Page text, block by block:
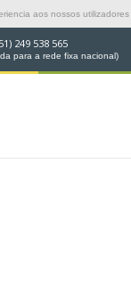
aos nossos
249 538 565
para a rede fixa nacional)